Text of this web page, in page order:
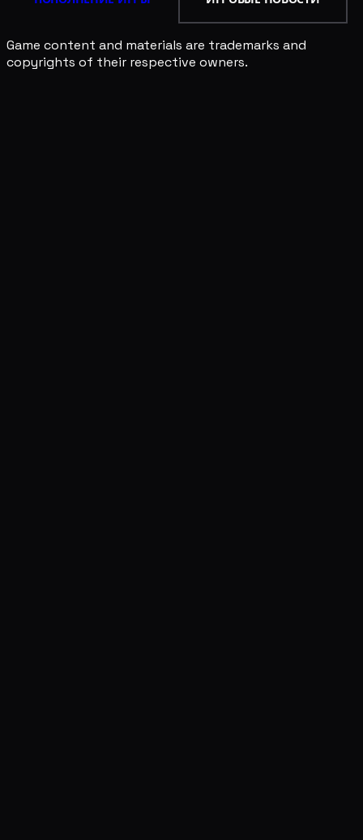
Game content and materials are trademarks and
copyrights of their respective owners.